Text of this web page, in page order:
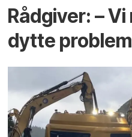
Rådgiver: –
dytte